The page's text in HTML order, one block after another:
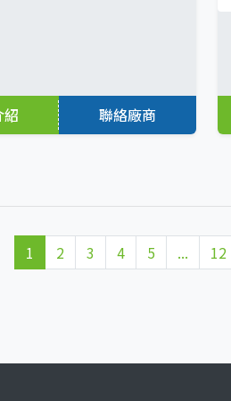
紹 聯絡廠商
1 2 3 4 5 ... 12